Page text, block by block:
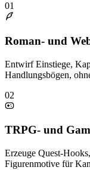
01
Roman- und
Entwirf Einstiege,
Handlungsbögen,
02
TRPG- und
Erzeuge Quest-
Figurenmotive für